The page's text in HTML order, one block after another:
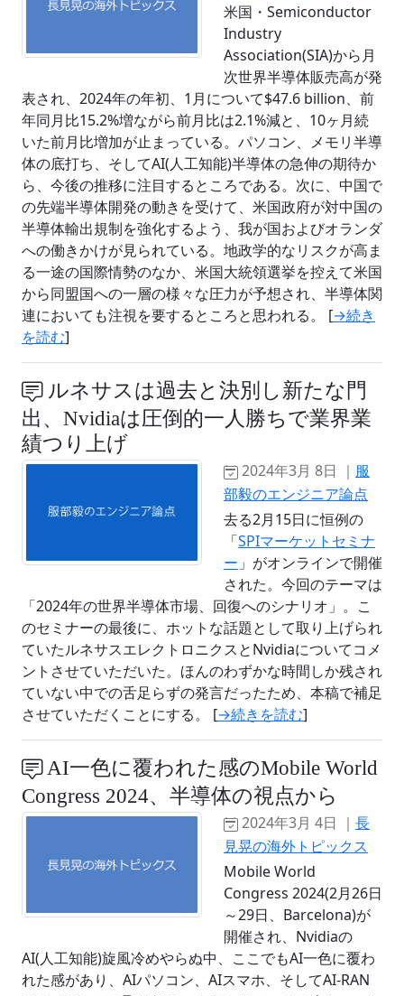
米国・Semiconductor
Industry
Association(SIA)から月
次世界半導体販売高が発
表され、2024年の年初、1月について$47.6 billion、前
年同月比15.2%増ながら前月比は2.1%減と、10ヶ月続
いた前月比増加が止まっている。パソコン、メモリ半導
体の底打ち、そしてAI(人工知能)半導体の急伸の期待か
ら、今後の推移に注目するところである。次に、中国で
の先端半導体開発の動きを受けて、米国政府が対中国の
半導体輸出規制を強化するよう、我が国およびオランダ
への働きかけが見られている。地政学的なリスクが高ま
る一途の国際情勢のなか、米国大統領選挙を控えて米国
から同盟国への一層の様々な圧力が予想され、半導体関
連においても注視を要するところと思われる。 [→続き
を読む]
ルネサスは過去と決別し新たな門
出、Nvidiaは圧倒的一人勝ちで業界業
績つり上げ
2024年3月 8日 ｜ 服
部毅のエンジニア論点
去る2月15日に恒例の
「SPIマーケットセミナ
ー 」がオンラインで開催
された。今回のテーマは
「2024年の世界半導体市場、回復へのシナリオ」。こ
のセミナーの最後に、ホットな話題として取り上げられ
ていたルネサスエレクトロニクスとNvidiaについてコメ
ントさせていただいた。ほんのわずかな時間しか残され
ていない中での舌足らずの発言だったため、本稿で補足
させていただくことにする。 [→続きを読む]
AI一色に覆われた感のMobile World
Congress 2024、半導体の視点から
2024年3月 4日 ｜ 長
見晃の海外トピックス
Mobile World
Congress 2024(2月26日
～29日、Barcelona)が
開催され、Nvidiaの
AI(人工知能)旋風冷めやらぬ中、ここでもAI一色に覆わ
れた感があり、AIパソコン、AIスマホ、そしてAI-RAN